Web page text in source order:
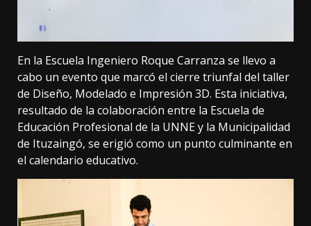
En la Escuela Ingeniero Roque Carranza se llevo a
cabo un evento que marcó el cierre triunfal del taller
de Diseño, Modelado e Impresión 3D. Esta iniciativa,
resultado de la colaboración entre la Escuela de
Educación Profesional de la UNNE y la Municipalidad
de Ituzaingó, se erigió como un punto culminante en
el calendario educativo.